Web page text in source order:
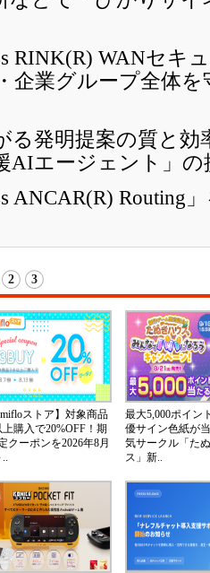
RINK(R) WANセ
企業グループ全体を
る発明提案の質と効
AIエージェント」の
ANCAR(R) Routing
2 3
ストア】対象商品
上購入で20%OFF！期
クーポンを2026年8月
最大5,000ポイン
優サイン色紙が
気サークル「た
ス」新..